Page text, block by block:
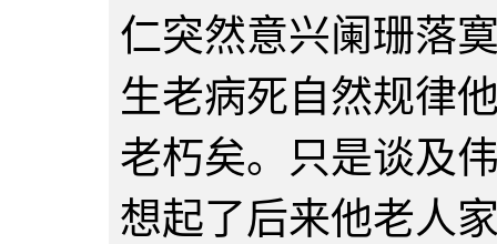
仁突然意兴阑珊落
生老病死自然规律
老朽矣。只是谈及
想起了后来他老人